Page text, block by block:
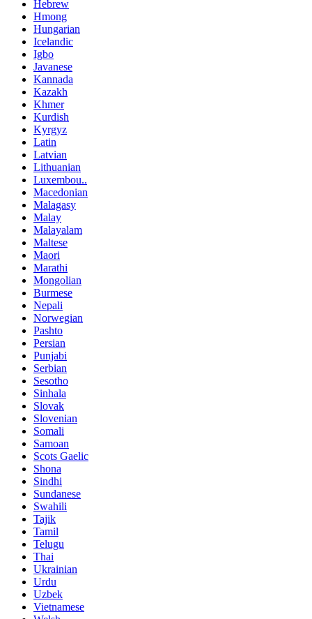
Hebrew
Hmong
Hungarian
Icelandic
Igbo
Javanese
Kannada
Kazakh
Khmer
Kurdish
Kyrgyz
Latin
Latvian
Lithuanian
Luxembou..
Macedonian
Malagasy
Malay
Malayalam
Maltese
Maori
Marathi
Mongolian
Burmese
Nepali
Norwegian
Pashto
Persian
Punjabi
Serbian
Sesotho
Sinhala
Slovak
Slovenian
Somali
Samoan
Scots Gaelic
Shona
Sindhi
Sundanese
Swahili
Tajik
Tamil
Telugu
Thai
Ukrainian
Urdu
Uzbek
Vietnamese